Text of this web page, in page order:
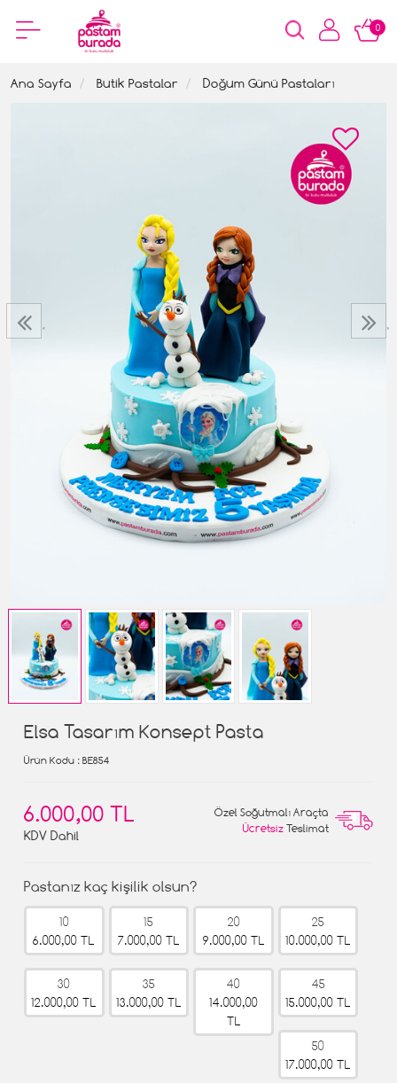
0
Ana Sayfa Butik Pastalar Doğum Günü Pastaları
‹ ›
Elsa Tasarım Konsept Pasta
Ürün Kodu : BE854
6.000,00 TL
KDV Dahil
Özel Soğutmalı Araçta
Ücretsiz Teslimat
Pastanız kaç kişilik olsun?
10
6.000,00 TL
15
7.000,00 TL
20
9.000,00 TL
25
10.000,00 TL
30
12.000,00 TL
35
13.000,00 TL
40
14.000,00
TL
45
15.000,00 TL
50
17.000,00 TL